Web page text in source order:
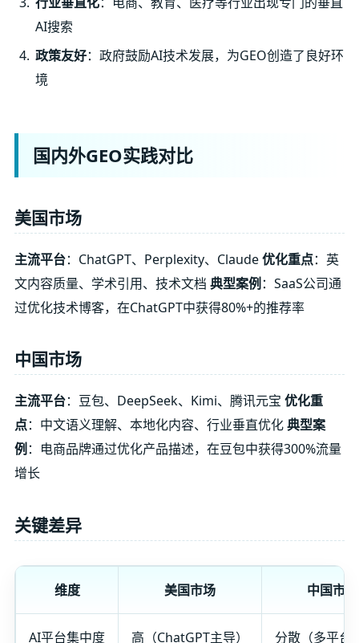
AI搜索
政策友好：政府鼓励AI技术发展，为GEO创造了良好环
境
国内外GEO实践对比
美国市场
主流平台：ChatGPT、Perplexity、Claude优化重点：英
文内容质量、学术引用、技术文档 典型案例：SaaS公司通
过优化技术博客，在ChatGPT中获得80%+的推荐率
中国市场
主流平台：豆包、DeepSeek、Kimi、腾讯元宝 优化重
点：中文语义理解、本地化内容、行业垂直优化典型案
例 ：电商品牌通过优化产品描述，在豆包中获得300%流量
增长
关键差异
维度 美国市场 中国市场
AI平台集中度 高（ChatGPT主导） 分散（多平台